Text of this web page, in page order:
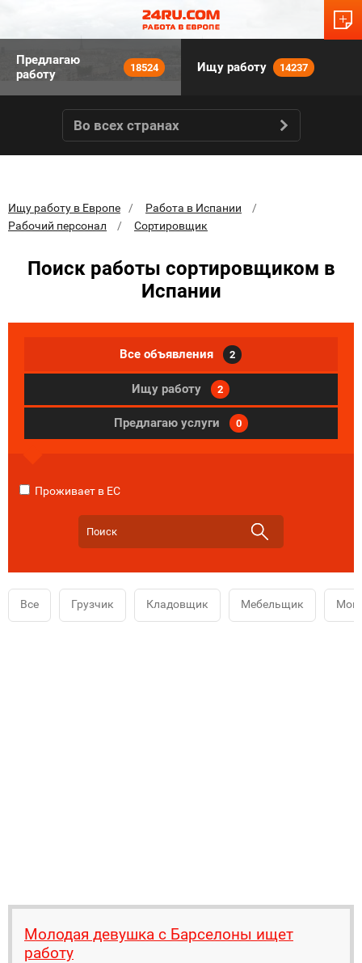
Предлагаю
работу
18524 Ищу работу 14237
Во всех странах
Ищу работу в Европе
Работа в Испании
Рабочий персонал
Сортировщик
Поиск работы сортировщиком в
Испании
Все объявления 2
Ищу работу 2
Предлагаю услуги 0
Проживает в ЕС
Все Грузчик Кладовщик Мебельщик
Молодая девушка с Барселоны ищет
работу